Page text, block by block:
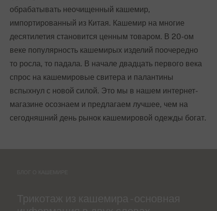
обрабатывать неочищенный кашемир,
импортированный из Китая. Кашемир на многие
десятилетия становится ценным товаром. В 20-ом
веке популярность кашемирых изделий поочередно
то росла, то падала. В начале двадцать первого века
спрос на кашемировые свитера и палантины
вспыхнул с новой силой. Это мы в нашем интернет-
магазине осознаем и предлагаем лучшее, чем на
сегодняшний день рынок кашемировой одежды богат.